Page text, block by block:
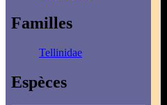
Familles
Tellinidae
Espèces